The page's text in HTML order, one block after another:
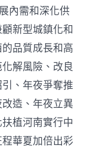
內需和深化供
新型城鎮化和
品質成長和高
解風險、改良
、年夜爭奪推
造、年夜立異
植河南實行中
華夏加倍出彩